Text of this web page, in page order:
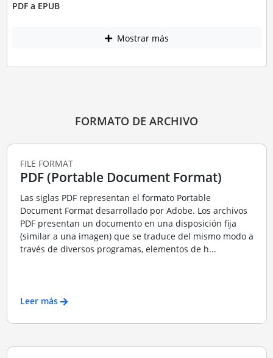
PDF a EPUB
Mostrar más
FORMATO DE ARCHIVO
FILE FORMAT
PDF (Portable Document Format)
Las siglas PDF representan el formato Portable
Document Format desarrollado por Adobe. Los archivos
PDF presentan un documento en una disposición fija
(similar a una imagen) que se traduce del mismo modo a
través de diversos programas, elementos de h...
Leer más